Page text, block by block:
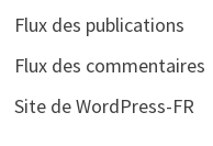
Flux des publications
Flux des commentaires
Site de WordPress-FR